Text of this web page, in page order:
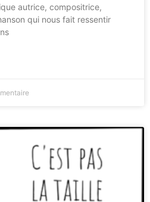
autrice, compositrice,
qui nous fait ressentir